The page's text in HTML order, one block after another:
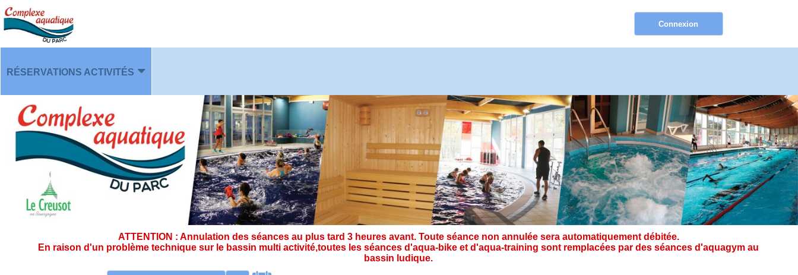
RÉSERVATIONS ACTIVITÉS
PLANNING
ATTENTION : Annulation des séances au plus tard 3 heures avant. Toute séance non annulée sera automatiquement débitée.
En raison d'un problème technique sur le bassin multi activité,toutes les séances d'aqua-bike et d'aqua-training sont remplacées par des séances d'aquagym au
bassin ludique.